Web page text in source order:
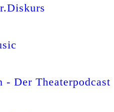
- Der Theaterpodcast